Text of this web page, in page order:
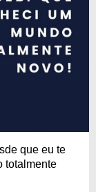
que eu te
totalmente